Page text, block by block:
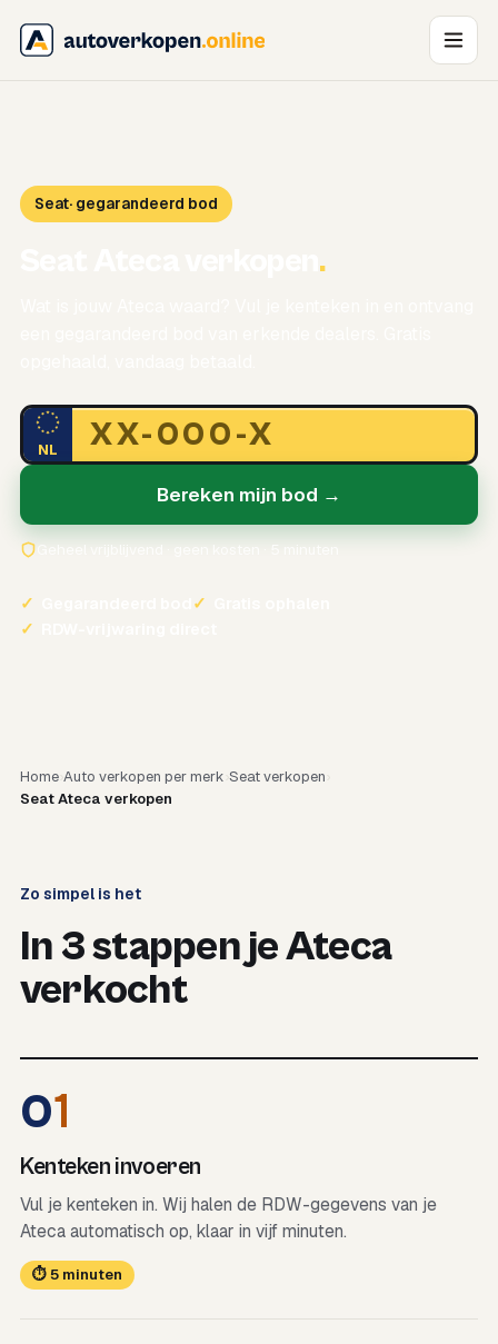
Seat· gegarandeerd bod
.
NL
Bereken mijn bod →
✓ ✓
✓
Home Auto verkopen per merk Seat verkopen
Seat Ateca verkopen
Zo simpel is het
In 3 stappen je Ateca
verkocht
01
Kenteken invoeren
Vul je kenteken in. Wij halen de RDW-gegevens van je
Ateca automatisch op, klaar in vijf minuten.
⏱ 5 minuten